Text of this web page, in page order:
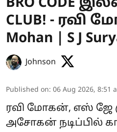
BRO CODE
CLUB! - ரவி
Mohan | S J
Johnson
Published on: 06 Aug 2026, 8:51
ரவி மோகன், எஸ் ஜே
அசோகன் நடிப்பில்